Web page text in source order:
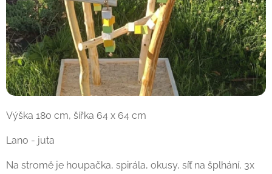
Výška 180 cm, šířka 64 x 64 cm
Lano - juta
Na stromě je houpačka, spirála, okusy, síť na šplhání, 3x